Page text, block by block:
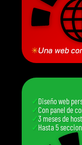
✳Una web
✓Diseño web
✓Con panel de
✓3 meses de
✓Hasta 5